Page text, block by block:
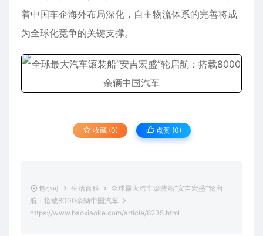
着中国车企海外布局深化，自主物流体系的完善将成
为全球化竞争的关键支撑。
收藏 (0) 点赞 (0)
包小可 生活百科
全球最大汽车滚装船“安吉宏盛”轮启
航：搭载8000余辆中国汽车
https://www.baoxiaoke.com/article/6235.html